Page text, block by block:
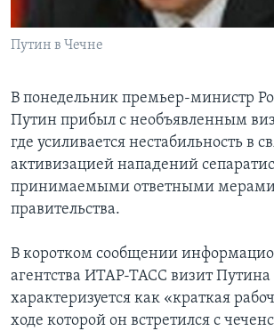
Learning English
Языки
Путин в Чечне
В понедельник премьер-министр
Путин прибыл с необъявленным
где усиливается нестабильность в
активизацией нападений
принимаемыми ответными
правительства.
В коротком сообщении
агентства ИТАР-ТАСС визит Путина
характеризуется как «краткая
ходе которой он встретился с